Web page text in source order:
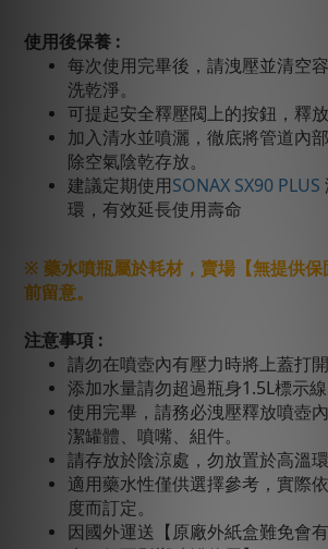
使用後保養 :
每次使用完畢後，請洩壓並清空
洗乾淨。
可提起安全釋壓閥上的按鈕，釋放
加入清水並噴灑，徹底將管道內
除空氣陰乾存放。
建議定期使用SONAX SX90 PLUS
環，有效延長使用壽命
※ 藥水噴瓶屬於耗材，賣場【無提供
前留意。
注意事項 :
請勿在噴壺內有壓力時將上蓋打開
添加水量請勿超過瓶身1.5L標示線
使用完畢，請務必洩壓釋放噴壺
潔罐體、噴嘴、組件。
請存放於陰涼處，勿放置於高溫環
適用藥水性僅供選擇參考，實際
度而訂定。
因國外運送【原廠外紙盒難免會